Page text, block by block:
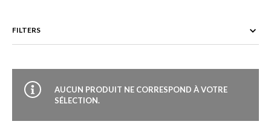
FILTERS
AUCUN PRODUIT NE CORRESPOND À VOTRE
SÉLECTION.